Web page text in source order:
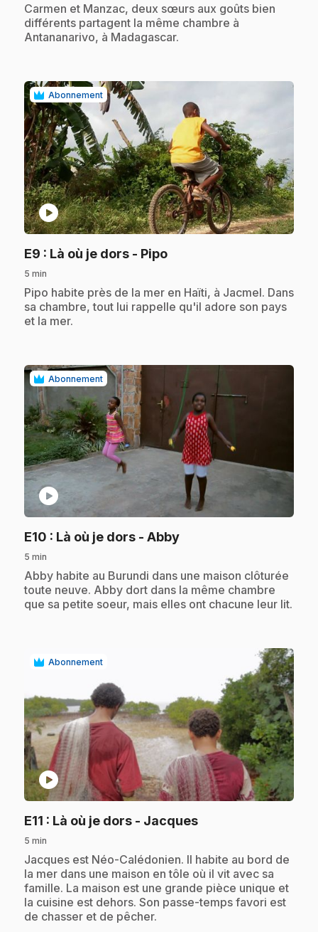
.Carmen et Manzac, deux sœurs aux goûts bien
différents partagent la même chambre à
Antananarivo, à Madagascar.
Abonnement
play_circle
E9 : Là où je dors - Pipo.
5 min
.Pipo habite près de la mer en Haïti, à Jacmel. Dans
sa chambre, tout lui rappelle qu'il adore son pays
et la mer.
Abonnement
play_circle
E10 : Là où je dors - Abby.
5 min
.Abby habite au Burundi dans une maison clôturée
toute neuve. Abby dort dans la même chambre
que sa petite soeur, mais elles ont chacune leur lit.
Abonnement
play_circle
E11 : Là où je dors - Jacques.
5 min
.Jacques est Néo-Calédonien. Il habite au bord de
la mer dans une maison en tôle où il vit avec sa
famille. La maison est une grande pièce unique et
la cuisine est dehors. Son passe-temps favori est
de chasser et de pêcher.